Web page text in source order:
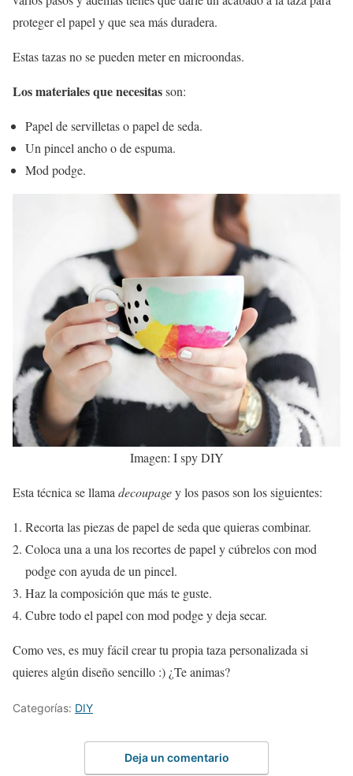
proteger el papel y que sea más duradera.
Estas tazas no se pueden meter en microondas.
Los materiales que necesitasson:
Papel de servilletas o papel de seda.
Un pincel ancho o de espuma.
Mod podge.
Imagen: I spy DIY
Esta técnica se llama decoupagey los pasos son los siguientes:
Recorta las piezas de papel de seda que quieras combinar.
Coloca una a una los recortes de papel y cúbrelos con mod
podge con ayuda de un pincel.
Haz la composición que más te guste.
Cubre todo el papel con mod podge y deja secar.
Como ves, es muy fácil crear tu propia taza personalizada si
quieres algún diseño sencillo :) ¿Te animas?
Categorías: DIY
Deja un comentario